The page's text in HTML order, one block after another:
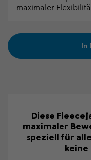
maximaler
In
Diese
maximaler
speziell für
keine